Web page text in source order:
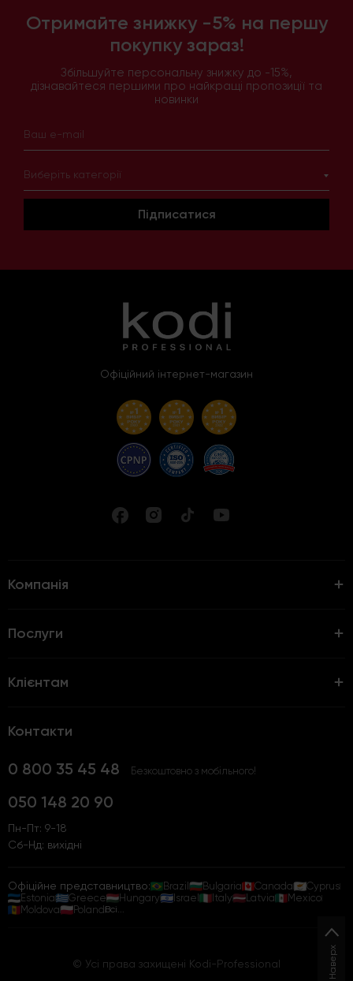
Отримайте знижку -5% на першу
покупку зараз!
Збільшуйте персональну знижку до -15%,
дізнавайтеся першими про найкращі пропозиції та
новинки
Виберіть категорії
Підписатися
Офіційний інтернет-магазин
Компанія
Послуги
Клієнтам
Контакти
0 800 35 45 48 Безкоштовно з мобільного!
050 148 20 90
Пн-Пт: 9-18
Сб-Нд: вихідні
Офіційне представництво: Brazil Bulgaria Canada
Cyprus
Estonia
Greece Hungary Israel Italy Latvia
Mexico
Moldova
Poland Всі...
© Усі права захищені Kodi-Professional Наверх